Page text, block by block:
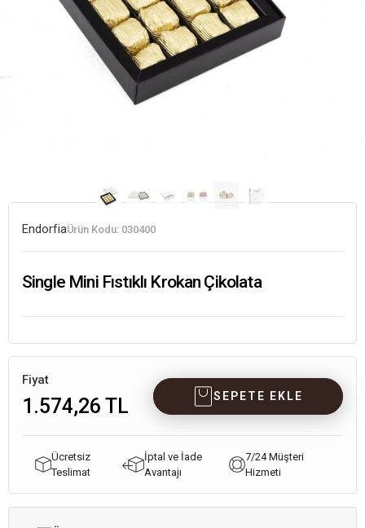
EndorfiaÜrün Kodu: 030400
Single Mini Fıstıklı Krokan Çikolata
Fiyat
1.574,26 TL SEPETE EKLE
Ücretsiz
Teslimat
İptal ve İade
Avantajı
7/24 Müşteri
Hizmeti